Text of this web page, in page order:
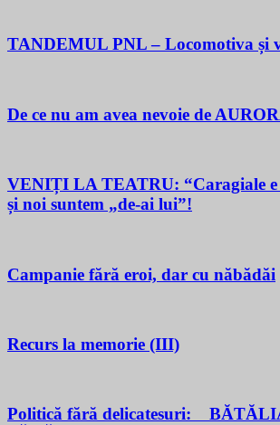
TANDEMUL PNL – Locomotiva și
De ce nu am avea nevoie de
VENIȚI LA TEATRU: “Caragiale e
și noi suntem „de-ai lui”!
Campanie fără eroi, dar cu năbădăi
Recurs la memorie (III)
Politică fără delicatesuri: